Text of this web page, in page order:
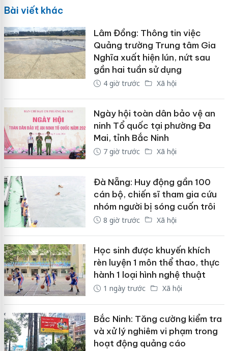
Bài viết khác
Lâm Đồng: Thông tin việc
Quảng trường Trung tâm Gia
Nghĩa xuất hiện lún, nứt sau
gần hai tuần sử dụng
4 giờ trước Xã hội
Ngày hội toàn dân bảo vệ an
ninh Tổ quốc tại phường Đa
Mai, tỉnh Bắc Ninh
7 giờ trước Xã hội
Đà Nẵng: Huy động gần 100
cán bộ, chiến sĩ tham gia cứu
nhóm người bị sóng cuốn trôi
8 giờ trước Xã hội
Học sinh được khuyến khích
rèn luyện 1 môn thể thao, thực
hành 1 loại hình nghệ thuật
1 ngày trước Xã hội
Bắc Ninh: Tăng cường kiểm tra
và xử lý nghiêm vi phạm trong
hoạt động quảng cáo